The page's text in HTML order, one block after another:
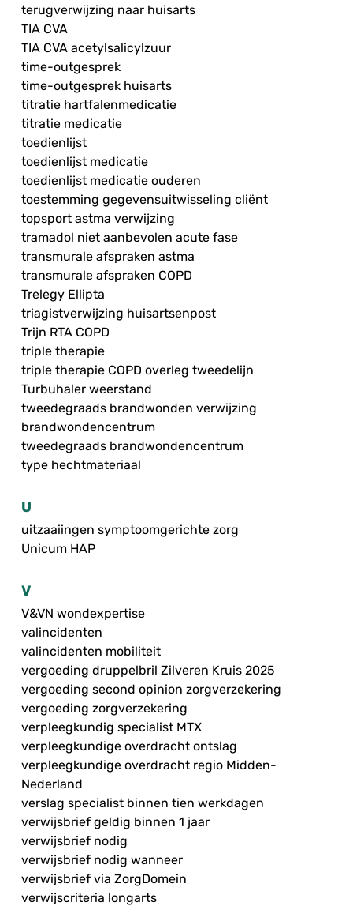
terugverwijzing naar huisarts
TIA CVA
TIA CVA acetylsalicylzuur
time-outgesprek
time-outgesprek huisarts
titratie hartfalenmedicatie
titratie medicatie
toedienlijst
toedienlijst medicatie
toedienlijst medicatie ouderen
toestemming gegevensuitwisseling cliënt
topsport astma verwijzing
tramadol niet aanbevolen acute fase
transmurale afspraken astma
transmurale afspraken COPD
Trelegy Ellipta
triagistverwijzing huisartsenpost
Trijn RTA COPD
triple therapie
triple therapie COPD overleg tweedelijn
Turbuhaler weerstand
tweedegraads brandwonden verwijzing
brandwondencentrum
tweedegraads brandwondencentrum
type hechtmateriaal
U
uitzaaiingen symptoomgerichte zorg
Unicum HAP
V
V&VN wondexpertise
valincidenten
valincidenten mobiliteit
vergoeding druppelbril Zilveren Kruis 2025
vergoeding second opinion zorgverzekering
vergoeding zorgverzekering
verpleegkundig specialist MTX
verpleegkundige overdracht ontslag
verpleegkundige overdracht regio Midden-
Nederland
verslag specialist binnen tien werkdagen
verwijsbrief geldig binnen 1 jaar
verwijsbrief nodig
verwijsbrief nodig wanneer
verwijsbrief via ZorgDomein
verwijscriteria longarts